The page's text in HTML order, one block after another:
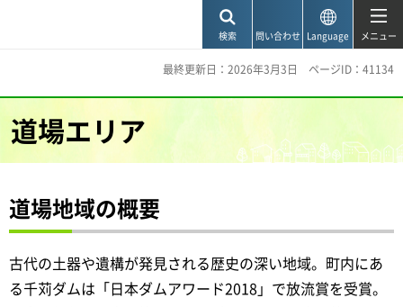
検索 問い合わせ Language メニュー
最終更新日：2026年3月3日 ページID：41134
道場エリア
道場地域の概要
古代の土器や遺構が発見される歴史の深い地域。町内にあ
る千苅ダムは「日本ダムアワード2018」で放流賞を受賞。